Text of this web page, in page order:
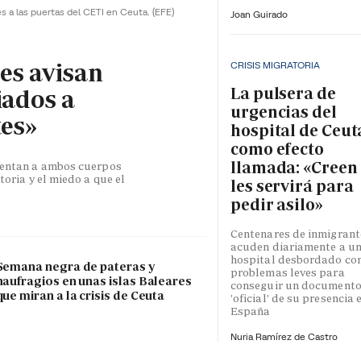
a las puertas del CETI en Ceuta. (EFE)
avisan
a
a ambos cuerpos
y el miedo a que el
negra de pateras y
en unas islas Baleares
miran a la crisis de Ceuta
Joan Guirado
CRISIS MIGRATORIA
La pulsera de
urgencias del
hospital de
como efecto
llamada: «Creen
les servirá para
pedir asilo»
Centenares de
acuden diariamente a un
hospital desbordado
problemas leves para
conseguir un documento
'oficial' de su presencia
España
Nuria Ramírez de Castro